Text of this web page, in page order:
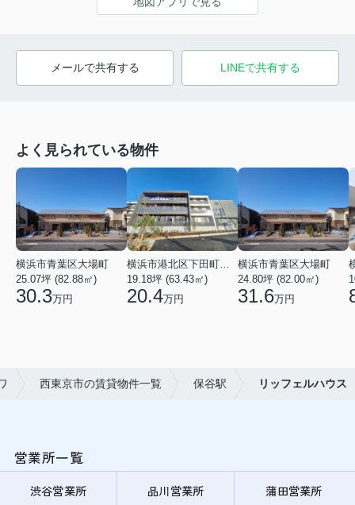
メールで共有する LINEで共有する
よく見られている物件
横浜市青葉区大場町
25.07坪 (82.88㎡)
30.3万円
19.18坪 (63.43㎡)
20.4万円
横浜市青葉区大場町
24.80坪 (82.00㎡)
31.6万円
西東京市の賃貸物件一覧 保谷駅 リッフェルハウス
営業所一覧
渋谷営業所 品川営業所 蒲田営業所